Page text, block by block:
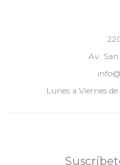
Av.
Lunes a Viernes